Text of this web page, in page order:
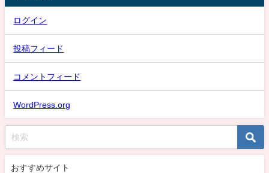
ログイン
投稿フィード
コメントフィード
WordPress.org
おすすめサイト